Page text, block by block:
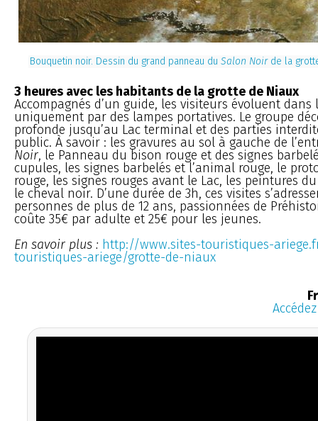
Bouquetin noir. Dessin du grand panneau du Salon Noirde la
3 heures avec les habitants de la grotte de Niaux
Accompagnés d’un guide, les visiteurs évoluent
uniquement par des lampes portatives. Le groupe
profonde jusqu’au Lac terminal et des parties
public. À savoir : les gravures au sol à gauche de
Noir, le Panneau du bison rouge et des signes
cupules, les signes barbelés et l’animal rouge, le
rouge, les signes rouges avant le Lac, les peintures
le cheval noir. D’une durée de 3h, ces visites
personnes de plus de 12 ans, passionnées de
coûte 35€ par adulte et 25€ pour les jeunes.
En savoir plus : http://www.sites-touristiques-
touristiques-ariege/grotte-de-niaux